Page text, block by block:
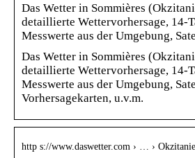
Das Wetter in Sommières
detaillierte Wettervorhersage, 14-
Messwerte aus der Umgebung,
Das Wetter in Sommières
detaillierte Wettervorhersage, 14-
Messwerte aus der Umgebung,
Vorhersagekarten, u.v.m.
http s://www.daswetter.com › … ›